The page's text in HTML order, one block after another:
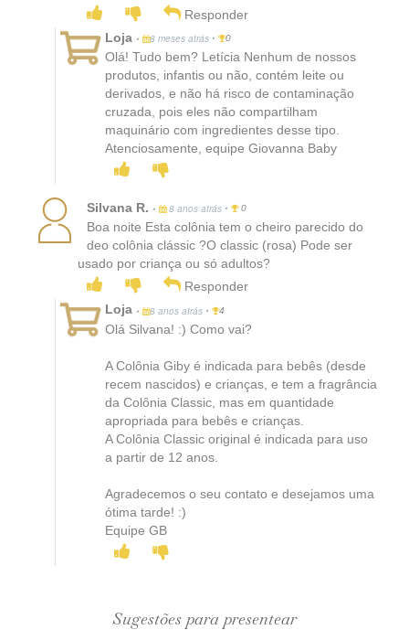
Responder
Loja • 8 meses atrás • 0
Olá! Tudo bem? Letícia Nenhum de nossos
produtos, infantis ou não, contém leite ou
derivados, e não há risco de contaminação
cruzada, pois eles não compartilham
maquinário com ingredientes desse tipo.
Atenciosamente, equipe Giovanna Baby
Silvana R. • 8 anos atrás • 0
Boa noite Esta colônia tem o cheiro parecido do
deo colônia clássic ?O classic (rosa) Pode ser
usado por criança ou só adultos?
Responder
Loja • 8 anos atrás • 4
Olá Silvana! :) Como vai?
A Colônia Giby é indicada para bebês (desde
recem nascidos) e crianças, e tem a fragrância
da Colônia Classic, mas em quantidade
apropriada para bebês e crianças.
A Colônia Classic original é indicada para uso
a partir de 12 anos.
Agradecemos o seu contato e desejamos uma
ótima tarde! :)
Equipe GB
Sugestões para presentear